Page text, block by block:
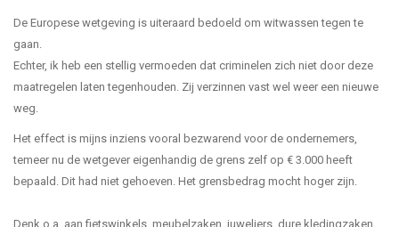
De Europese wetgeving is uiteraard bedoeld om witwassen tegen te
gaan.
Echter, ik heb een stellig vermoeden dat criminelen zich niet door deze
maatregelen laten tegenhouden. Zij verzinnen vast wel weer een nieuwe
weg.
Het effect is mijns inziens vooral bezwarend voor de ondernemers,
temeer nu de wetgever eigenhandig de grens zelf op € 3.000 heeft
bepaald. Dit had niet gehoeven. Het grensbedrag mocht hoger zijn.
Denk o.a. aan fietswinkels, meubelzaken, juweliers, dure kledingzaken,